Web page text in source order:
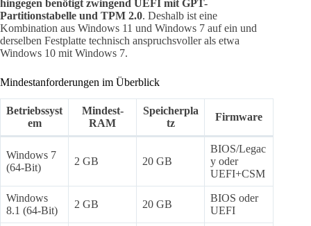
hingegen benötigt zwingend UEFI mit GPT-
Partitionstabelle und TPM 2.0. Deshalb ist eine
Kombination aus Windows 11 und Windows 7 auf ein und
derselben Festplatte technisch anspruchsvoller als etwa
Windows 10 mit Windows 7.
Mindestanforderungen im Überblick
Betriebssyst
em
Mindest-
RAM
Speicherpla
tz
Firmware
Windows 7
(64-Bit)
2 GB 20 GB
BIOS/Legac
y oder
UEFI+CSM
Windows
8.1 (64-Bit)
2 GB 20 GB
BIOS oder
UEFI